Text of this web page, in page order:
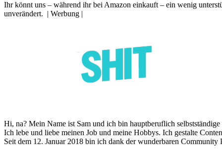
Ihr könnt uns – während ihr bei Amazon einkauft – ein wenig
unverändert. | Werbung |
Hi, na? Mein Name ist Sam und ich bin hauptberuflich
Ich lebe und liebe meinen Job und meine Hobbys. Ich gestalte
Seit dem 12. Januar 2018 bin ich dank der wunderbaren Community